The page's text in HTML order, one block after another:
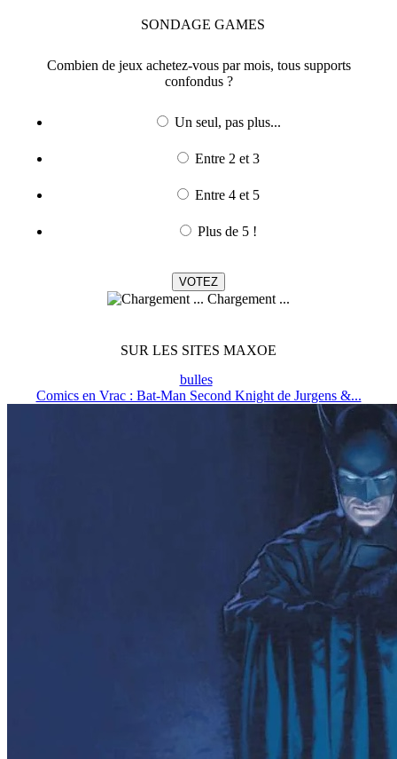
SONDAGE GAMES
Combien de jeux achetez-vous par mois, tous supports
confondus ?
Un seul, pas plus...
Entre 2 et 3
Entre 4 et 5
Plus de 5 !
Chargement ...
SUR LES SITES MAXOE
bulles
Comics en Vrac : Bat-Man Second Knight de Jurgens &...